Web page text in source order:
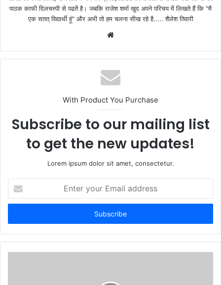
पाठक काफी दिलचस्पी से पढतें है। जबकि राजेश शर्मा खुद अपने परिचय में लिखते हैं कि "मै
एक सतत् विद्यार्थी हूं" और अभी तो हम चलना सीख रहे है..... शैलेश तिवारी
b
s
i
e
With Product You Purchase
Subscribe to our mailing list
to get the new updates!
Lorem ipsum dolor sit amet, consectetur.
t
r
y